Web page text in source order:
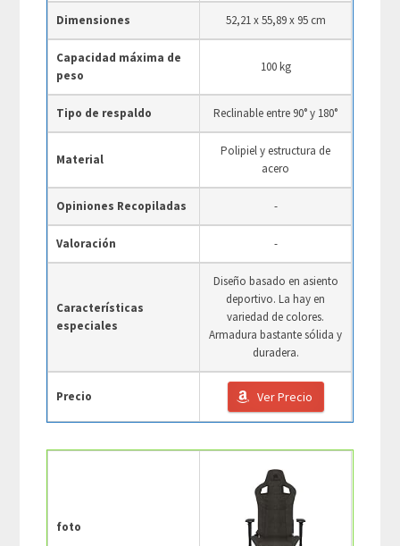
Dimensiones 52,21 x 55,89 x 95 cm
Capacidad máxima de
peso
100 kg
Tipo de respaldo Reclinable entre 90° y 180°
Material
Polipiel y estructura de
acero
Opiniones Recopiladas -
Valoración -
Características
especiales
Diseño basado en asiento
deportivo. La hay en
variedad de colores.
Armadura bastante sólida y
duradera.
Precio Ver Precio
foto